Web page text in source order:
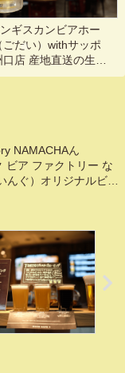
ギスカンビアホー
ごだい）withサッポ
店 産地直送の生ラ
きで豪快に！@東
NAMACHAん
ビア ファクトリー な
んぐ）オリジナルビー